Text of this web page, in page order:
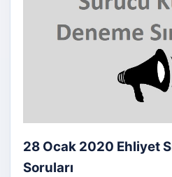
28 Ocak 2020 Ehliyet
Soruları